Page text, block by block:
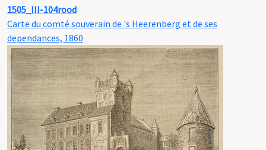
1505_III-104rood
Carte du comté souverain de 's Heerenberg et de ses
dependances, 1860